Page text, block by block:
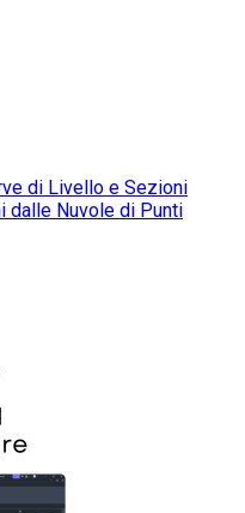
di Livello e Sezioni
dalle Nuvole di Punti